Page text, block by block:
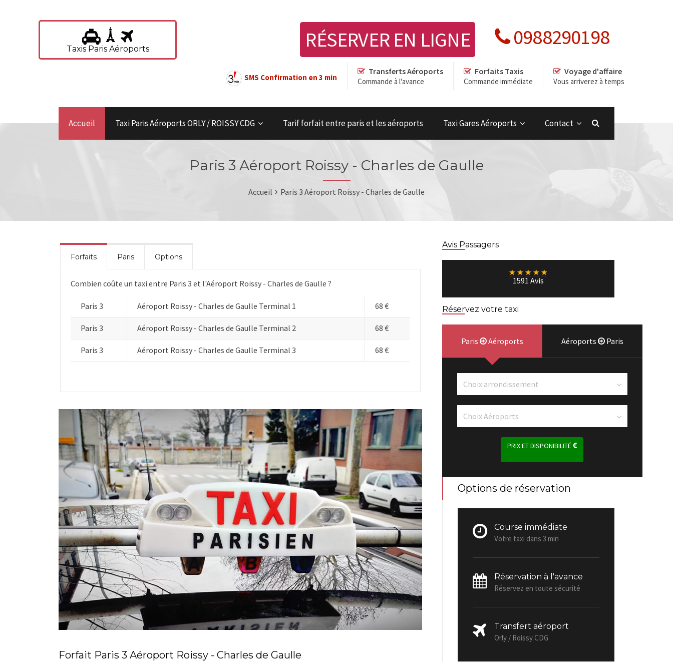
Taxis Paris Aéroports RÉSERVER EN LIGNE 0988290198
SMS Confirmation en 3 min
Transferts Aéroports
Commande à l'avance
Forfaits Taxis
Commande immédiate
Voyage d'affaire
Vous arriverez à temps
Accueil Taxi Paris Aéroports ORLY / ROISSY CDG Tarif forfait entre paris et les aéroports Taxi Gares Aéroports Contact
Paris 3 Aéroport Roissy - Charles de Gaulle
Accueil Paris 3 Aéroport Roissy - Charles de Gaulle
Avis Passagers
★ ★ ★ ★ ★
1591 Avis
Réservez votre taxi
Paris Aéroports Aéroports Paris
PRIX ET DISPONIBILITÉ
Options de réservation
Course immédiate
Votre taxi dans 3 min
Réservation à l'avance
Réservez en toute sécurité
Transfert aéroport
Orly / Roissy CDG
Forfaits Paris Options
Combien coûte un taxi entre Paris 3 et l'Aéroport Roissy - Charles de Gaulle ?
Paris 3 Aéroport Roissy - Charles de Gaulle Terminal 1 68 €
Paris 3 Aéroport Roissy - Charles de Gaulle Terminal 2 68 €
Paris 3 Aéroport Roissy - Charles de Gaulle Terminal 3 68 €
Forfait Paris 3 Aéroport Roissy - Charles de Gaulle